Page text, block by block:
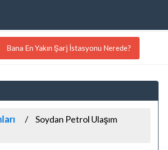
Bana En Yakın Şarj İstasyonu Nerede?
Soydan Petrol Ulaşım